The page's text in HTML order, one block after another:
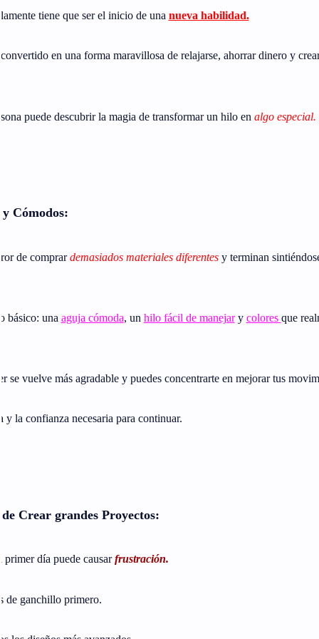
tiene que ser el inicio de una nueva habilidad.
convertido en una forma maravillosa de relajarse, ahorrar dinero y
puede descubrir la magia de transformar un hilo en algo especial.
y Cómodos:
de comprardemasiados materiales diferentes y terminan
básico: una aguja cómoda, un hilo fácil de manejary colores que
se vuelve más agradable y puedes concentrarte en mejorar tus
y la confianza necesaria para continuar.
de Crear grandes Proyectos:
primer día puede causarfrustración.
de ganchillo primero.